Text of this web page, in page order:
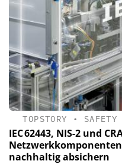
TOPSTORY • SAFETY
IEC 62443, NIS-2 und
nachhaltig absichern